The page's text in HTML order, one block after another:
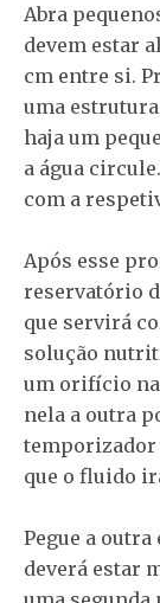
Abra
devem estar
cm entre si.
uma
haja um
a água
com a
Após esse
reservatório
que servirá
solução
um orifício
nela a outra
temporizador
que o fluido
Pegue a outra
deverá estar